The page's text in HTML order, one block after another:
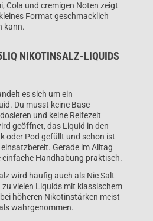
Cola und cremigen Noten zeigt
Format geschmacklich
kann.
NIKOTINSALZ-LIQUIDS
es sich um ein
Du musst keine Base
und keine Reifezeit
geöffnet, das Liquid in den
oder Pod gefüllt und schon ist
Gerade im Alltag
Handhabung praktisch.
wird häufig auch als Nic Salt
zu vielen Liquids mit klassischem
höheren Nikotinstärken meist
wahrgenommen.